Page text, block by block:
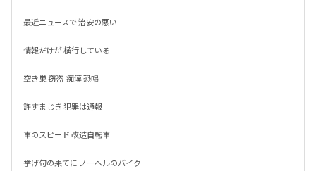
最近ニュースで 治安の悪い
情報だけが 横行している
空き巣 窃盗  痴漢 恐喝
許すまじき 犯罪は通報
車のスピード 改造自転車
挙げ句の果てに ノーヘルのバイク